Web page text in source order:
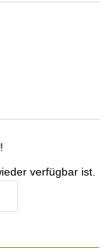
verfügbar ist.